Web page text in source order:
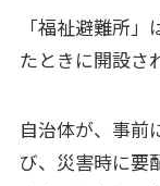
「福祉避難所
たときに開設さ
自治体が、事前
び、災害時に要